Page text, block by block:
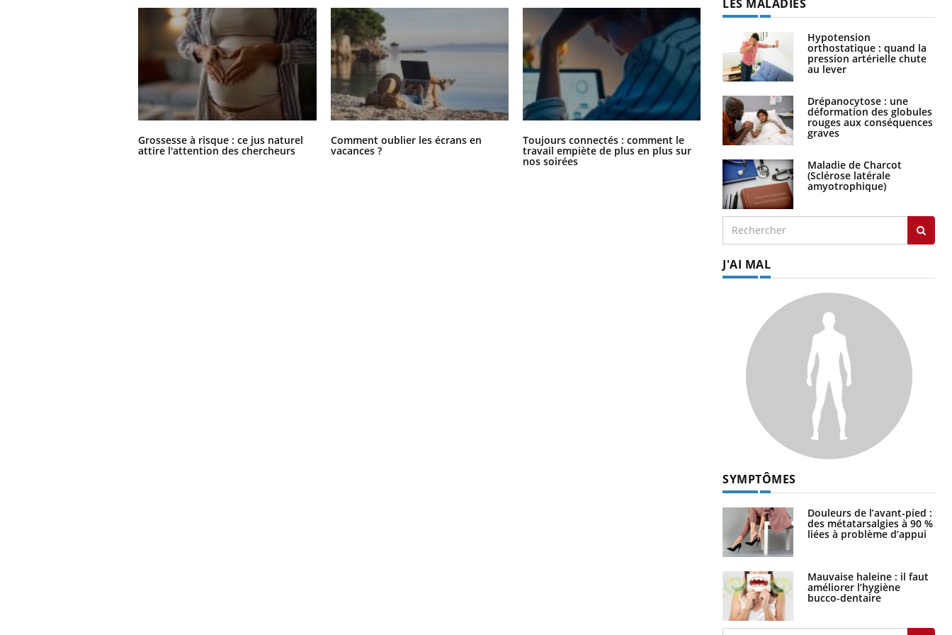
Grossesse à risque : ce jus naturel
attire l'attention des chercheurs
Comment oublier les écrans en
vacances ?
Toujours connectés : comment le
travail empiète de plus en plus sur
nos soirées
Cancer colorectal : une stratégie
simple aurait changé la donne au
Pays basque
LES MALADIES
Hypotension
orthostatique : quand la
pression artérielle chute
au lever
Drépanocytose : une
déformation des globules
rouges aux conséquences
graves
Maladie de Charcot
(Sclérose latérale
amyotrophique)
J'AI MAL
SYMPTÔMES
Douleurs de l’avant-pied :
des métatarsalgies à 90 %
liées à problème d’appui
Mauvaise haleine : il faut
améliorer l’hygiène
bucco-dentaire